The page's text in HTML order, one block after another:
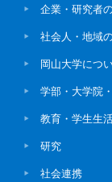
企業・研究者
社会人・地域
岡山大学につ
学部・大学院
教育・学生生
研究
社会連携